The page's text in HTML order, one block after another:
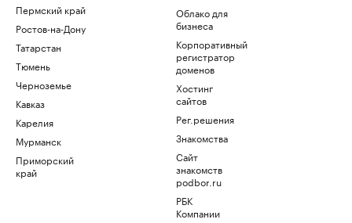
Пермский край
Ростов-на-Дону
Татарстан
Тюмень
Черноземье
Кавказ
Карелия
Мурманск
Приморский
край
Облако для
бизнеса
Корпоративный
регистратор
доменов
Хостинг
сайтов
Рег.решения
Знакомства
Сайт
знакомств
podbor.ru
РБК
Компании